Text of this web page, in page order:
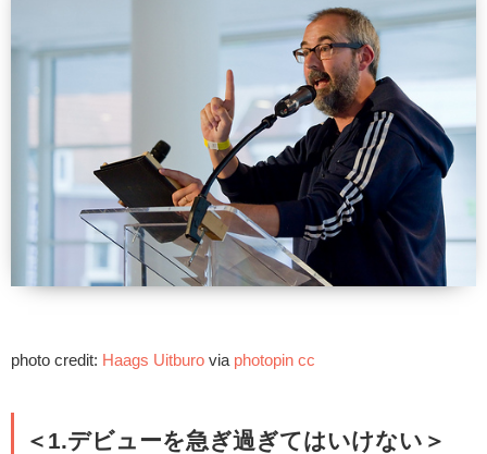
photo credit: Haags Uitburo via photopin cc
＜1.デビューを急ぎ過ぎてはいけない＞